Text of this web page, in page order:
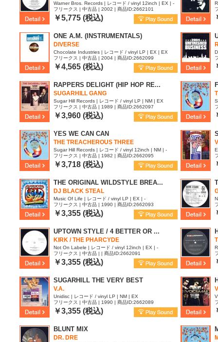
Warner Bros. Records | レコード / vinyl 12inch | EX | -
フリークス | 中古品 | 2002 | 商品ID:2662101
￥5,775 (税込)
ONE A.M. (INSTRUMENTALS)
DIVERSE
Chocolate Industries | レコード / vinyl LP | EX | EX
フリークス | 中古品 | 2004 | 商品ID:2662099
￥4,565 (税込)
RAPPERS DELIGHT (HIP HOP RE...
SUGARHILL GANG
Sugar Hill Records | レコード / vinyl LP | NM | EX
フリークス | 中古品 | 1989 | 商品ID:2662097
￥3,960 (税込)
YES WE CAN CAN
THE TREACHEROUS THREE
Sugar Hill Records | レコード / vinyl 12inch | NM | -
フリークス | 中古品 | 1982 | 商品ID:2662095
￥3,718 (税込)
THE ORIGINAL WILDSTYLE BREA...
DJ BLACK STEAL
Music Of Life | レコード / vinyl LP | EX | -
フリークス | 中古品 | 1990 | 商品ID:2662093
￥3,355 (税込)
UPTOWN STYLE / 4 BETTER OR ...
KIRK / THE PHARCYDE
Not On Labele | レコード / vinyl 12inch | EX | -
フリークス | 中古品 | | 商品ID:2662091
￥3,355 (税込)
SUGARHILL THE VERY BEST
V.A.
Unidisc | レコード / vinyl LP | NM | EX
フリークス | 中古品 | 1990 | 商品ID:2662089
￥3,355 (税込)
BLUNT MIX
DR. DRE